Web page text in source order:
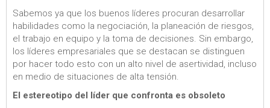
Sabemos ya que los buenos líderes procuran desarrollar
habilidades como la negociación, la planeación de riesgos,
el trabajo en equipo y la toma de decisiones. Sin embargo,
los líderes empresariales que se destacan se distinguen
por hacer todo esto con un alto nivel de asertividad, incluso
en medio de situaciones de alta tensión.
El estereotipo del líder que confronta es obsoleto